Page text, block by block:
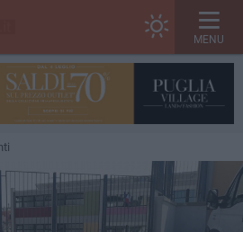
MENU